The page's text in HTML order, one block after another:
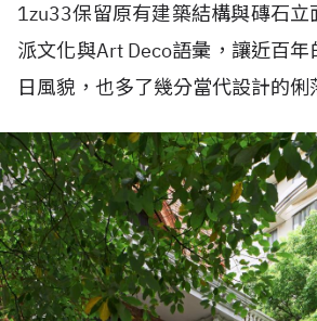
1zu33保留原有建築結構與磚石
派文化與Art Deco語彙，讓近百
日風貌，也多了幾分當代設計的俐